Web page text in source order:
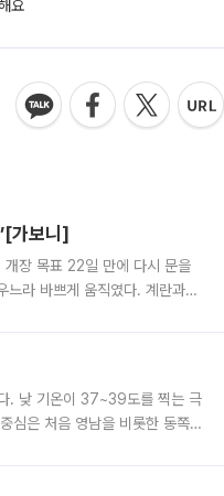
요
가보니]
장 목표 22일 만에 다시 문을
느라 바쁘게 움직였다. 계란과
. 낮 기온이 37~39도를 찍는 극
심은 처음 영남을 비롯한 동쪽